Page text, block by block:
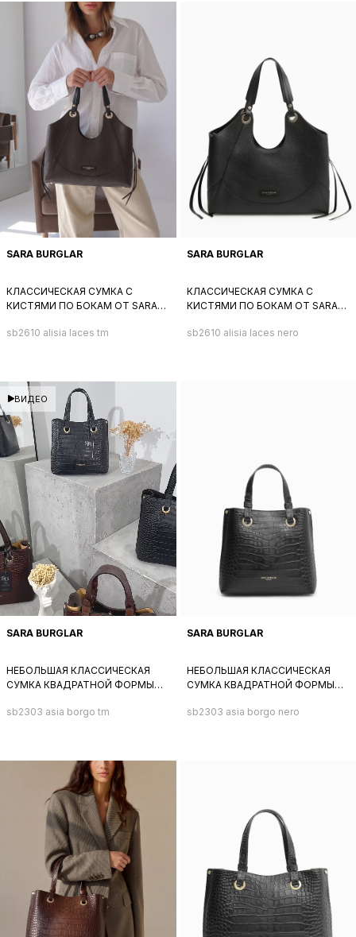
SARA BURGLAR
КЛАССИЧЕСКАЯ СУМКА С
КИСТЯМИ ПО БОКАМ ОТ SARA
КОРИЧНЕВОЙ КОЖИ
sb2610 alisia laces tm
SARA BURGLAR
КЛАССИЧЕСКАЯ СУМКА С
КИСТЯМИ ПО БОКАМ ОТ SARA
ЧЕРНОЙ КОЖИ
sb2610 alisia laces nero
ВИДЕО
SARA BURGLAR
НЕБОЛЬШАЯ КЛАССИЧЕСКАЯ
СУМКА КВАДРАТНОЙ ФОРМЫ
НАТУРАЛЬНОЙ КОРИЧНЕВОЙ
sb2303 asia borgo tm
SARA BURGLAR
НЕБОЛЬШАЯ КЛАССИЧЕСКАЯ
СУМКА КВАДРАТНОЙ ФОРМЫ
НАТУРАЛЬНОЙ ЧЕРНОЙ КОЖИ
sb2303 asia borgo nero